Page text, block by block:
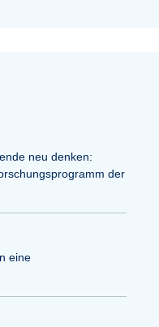
neu denken:
der
eine